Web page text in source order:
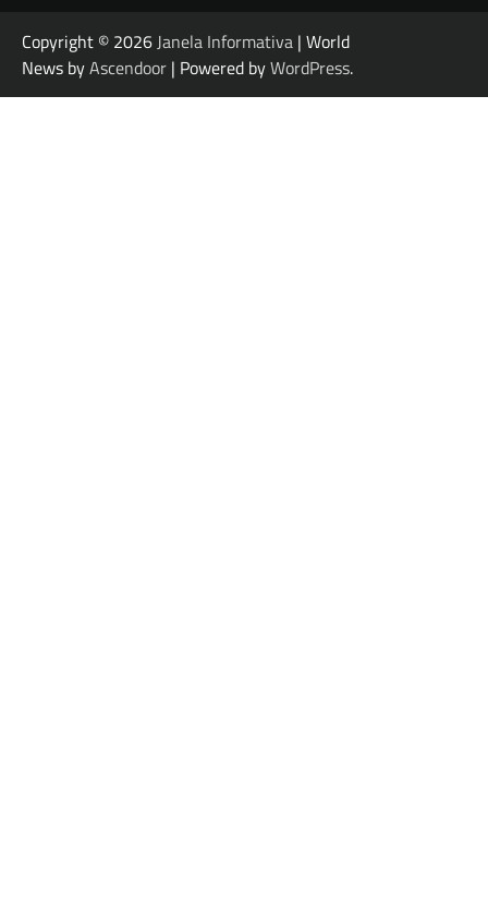
Copyright © 2026Janela Informativa | World
News byAscendoor | Powered byWordPress.